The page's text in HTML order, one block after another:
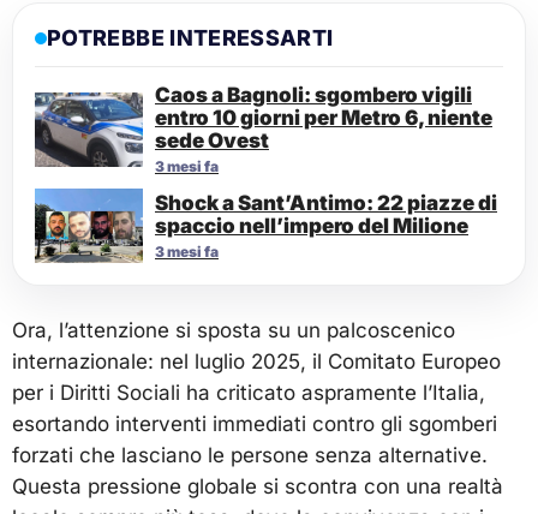
POTREBBE INTERESSARTI
Caos a Bagnoli: sgombero vigili
entro 10 giorni per Metro 6, niente
sede Ovest
3 mesi fa
Shock a Sant’Antimo: 22 piazze di
spaccio nell’impero del Milione
3 mesi fa
Ora, l’attenzione si sposta su un palcoscenico
internazionale: nel luglio 2025, il Comitato Europeo
per i Diritti Sociali ha criticato aspramente l’Italia,
esortando interventi immediati contro gli sgomberi
forzati che lasciano le persone senza alternative.
Questa pressione globale si scontra con una realtà